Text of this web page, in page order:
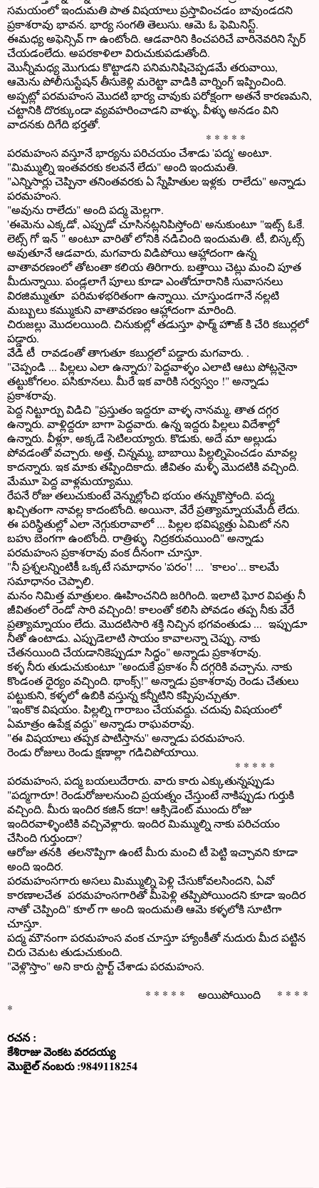
సమయంలో ఇందుమతి పాత విషయాలు ప్రస్తావించడం బావుండదని
ప్రకాశరావు భావన. భార్య సంగతి తెలుసు. ఆమె ఓ ఫెమినిస్ట్.
ఈమధ్య అఫెన్సివ్ గా ఉంటోంది. ఆడవారిని కించపరిచే వారినెవరిని స్పేర్
చేయడంలేదు. అపరకాళిలా విరుచుకుపడుతోంది.
మొన్నీమధ్య మొగుడు కొట్టాడని పనిమనిషిచెప్పడమే తరువాయి,
ఆమెను పోలీసుస్టేషన్ తీసుకెళ్లి మరెట్టా వాడికి వార్నింగ్ ఇప్పించింది.
అప్పట్లో పరమహంస మొదటి భార్య చావుకు పరోక్షంగా అతనే కారణమని,
చట్టానికి దొరక్కుండా వ్యవహరించాడని వాళ్ళు, వీళ్ళు అనడం విని
వాదనకు దిగేది భర్తతో.
* * * * *
పరమహంస వస్తూనే భార్యను పరిచయం చేశాడు 'పద్మ' అంటూ.
"మిమ్ముల్ని ఇంతవరకు కలవనే లేదు" అంది ఇందుమతి.
"ఎన్నిసార్లు చెప్పినా తనింతవరకు ఏ స్నేహితుల ఇళ్లకు రాలేదు" అన్నాడు
పరమహంస.
"అవును రాలేదు" అంది పద్మ మెల్లగా.
'ఈమెను ఎక్కడో, ఎప్పుడో చూసినట్లనిపిస్తోంది' అనుకుంటూ "ఇట్స్ ఓకే.
లెట్స్ గో ఇన్ " అంటూ వారితో లోనికి నడిచింది ఇందుమతి. టీ, బిస్కట్స్
అవుతూనే ఆడవారు, మగవారు విడిపోయి ఆహ్లాదంగా ఉన్న
వాతావరణంలో తోటంతా కలియ తిరిగారు. బత్తాయి చెట్లు మంచి పూత
మీదున్నాయి. పండ్లలాగే పూలు కూడా ఎంతోదూరానికి సువాసనలు
విరజిమ్ముతూ పరిమళభరితంగా ఉన్నాయి. చూస్తుండగానే నల్లటి
మబ్బులు కమ్ముకుని వాతావరణం ఆహ్లాదంగా మారింది.
చిరుజల్లు మొదలయింది. చినుకుల్లో తడుస్తూ ఫార్మ్ హౌజ్ కి చేరి కబుర్లలో
పడ్డారు.
వేడి టీ రావడంతో తాగుతూ కబుర్లలో పడ్డారు మగవారు. .
"చెప్పండి ... పిల్లలు ఎలా ఉన్నారు? పెద్దవాళ్ళం ఎలాటి ఆటు పోట్లనైనా
తట్టుకోగలం. పసికూనలు. మీరే ఇక వారికి సర్వస్వం !" అన్నాడు
ప్రకాశరావు.
పెద్ద నిట్టూర్పు విడిచి "ప్రస్తుతం ఇద్దరూ వాళ్ళ నానమ్మ, తాత దగ్గర
ఉన్నారు. వాళ్లిద్దరూ బాగా పెద్దవారు. ఉన్న ఇద్దరు పిల్లలు విదేశాల్లో
ఉన్నారు. వీళ్లూ, అక్కడే సెటిలయ్యారు. కొడుకు, అదే మా అల్లుడు
పోవడంతో వచ్చారు. అత్త, చిన్నమ్మ, బాబాయి పిల్లల్నిపెంచడం మావల్ల
కాదన్నారు. ఇక మాకు తప్పిందికాదు. జీవితం మళ్ళీ మొదటికి వచ్చింది.
మేమూ పెద్ద వాళ్లమయ్యాము.
రేపనే రోజు తలుచుకుంటే వెన్నుల్లోంచి భయం తన్నుకొస్తోంది. పద్మ
ఖచ్చితంగా నావల్ల కాదంటోంది. అయినా, వేరే ప్రత్యామ్నాయమేదీ లేదు.
ఈ పరిస్థితుల్లో ఎలా నెగ్గుకురావాలో ... పిల్లల భవిష్యత్తు ఏమిటో నని
బహు బెంగగా ఉంటోంది. రాత్రిళ్ళు నిద్రకరువయింది" అన్నాడు
పరమహంస ప్రకాశరావు వంక దీనంగా చూస్తూ.
"నీ ప్రశ్నలన్నింటికీ ఒక్కటే సమాధానం 'పరం'! ... 'కాలం'... కాలమే
సమాధానం చెప్పాలి.
మనం నిమిత్త మాత్రులం. ఊహించనిది జరిగింది. ఇలాటి ఘోర విపత్తు నీ
జీవితంలో రెండో సారి వచ్చింది! కాలంతో కలిసి పోవడం తప్ప నీకు వేరే
ప్రత్యామ్నాయం లేదు. మొదటిసారి శక్తి నిచ్చిన భగవంతుడు ... ఇప్పుడూ
నీతో ఉంటాడు. ఎప్పుడెలాటి సాయం కావాలన్నా చెప్పు. నాకు
చేతనయింది చేయడానికెప్పుడూ సిద్ధం" అన్నాడు ప్రకాశరావు.
కళ్ళ నీరు తుడుచుకుంటూ "అందుకే ప్రకాశం నీ దగ్గరికి వచ్చాను. నాకు
కొండంత ధైర్యం వచ్చింది. థాంక్స్!" అన్నాడు ప్రకాశరావు రెండు చేతులు
పట్టుకుని, కళ్ళలో ఉబికి వస్తున్న కన్నీటిని కప్పిపుచ్చుతూ.
"ఇంకొక విషయం. పిల్లల్ని గారాబం చేయవద్దు. చదువు విషయంలో
ఏమాత్రం ఉపేక్ష వద్దు" అన్నాడు రాఘవరావు.
"ఈ విషయాలు తప్పక పాటిస్తాను'' అన్నాడు పరమహంస.
రెండు రోజులు రెండు క్షణాల్లా గడిచిపోయాయి.
* * * * *
పరమహంస, పద్మ బయలుదేరారు. వారు కారు ఎక్కుతున్నప్పుడు
"పద్మగారూ! రెండురోజులనుంచి ప్రయత్నం చేస్తుంటే నాకిప్పుడు గుర్తుకి
వచ్చింది. మీరు ఇందిర కజిన్ కదా! ఆక్సిడెంట్ ముందు రోజు
ఇందిరవాళ్ళింటికి వచ్చివెళ్లారు. ఇందిర మిమ్ముల్ని నాకు పరిచయం
చేసింది గుర్తుందా?
ఆరోజు తనకి తలనొప్పిగా ఉంటే మీరు మంచి టీ పెట్టి ఇచ్చావని కూడా
అంది ఇందిర.
పరమహంసగారు అసలు మిమ్ముల్ని పెళ్లి చేసుకోవలసిందని, ఏవో
కారణాలచేత పరమహంసగారితో మీపెళ్లి తప్పిపోయిందని కూడా ఇందిర
నాతో చెప్పింది" కూల్ గా అంది ఇందుమతి ఆమె కళ్ళలోకి సూటిగా
చూస్తూ.
పద్మ మౌనంగా పరమహంస వంక చూస్తూ హ్యాంకీతో నుదురు మీద పట్టిన
చిరు చెమట తుడుచుకుంది.
"వెళ్లొస్తాం" అని కారు స్టార్ట్ చేశాడు పరమహంస.
* * * * * అయిపోయింది * * * *
*
రచన :
కేశిరాజు వెంకట వరదయ్య
మొబైల్ నంబరు :9849118254